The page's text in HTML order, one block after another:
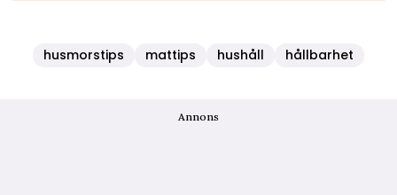
husmorstips mattips hushåll hållbarhet
Annons